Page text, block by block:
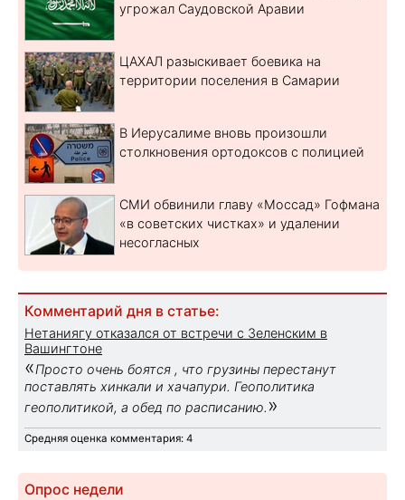
угрожал Саудовской Аравии
ЦАХАЛ разыскивает боевика на
территории поселения в Самарии
В Иерусалиме вновь произошли
столкновения ортодоксов с полицией
СМИ обвинили главу «Моссад» Гофмана
«в советских чистках» и удалении
несогласных
Комментарий дня в статье:
Нетаниягу отказался от встречи с Зеленским в
Вашингтоне
«Просто очень боятся , что грузины перестанут
поставлять хинкали и хачапури. Геополитика
геополитикой, а обед по расписанию. »
Средняя оценка комментария: 4
Опрос недели